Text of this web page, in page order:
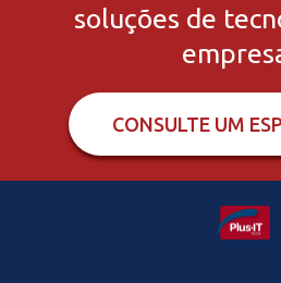
soluções de
CONSULTE UM